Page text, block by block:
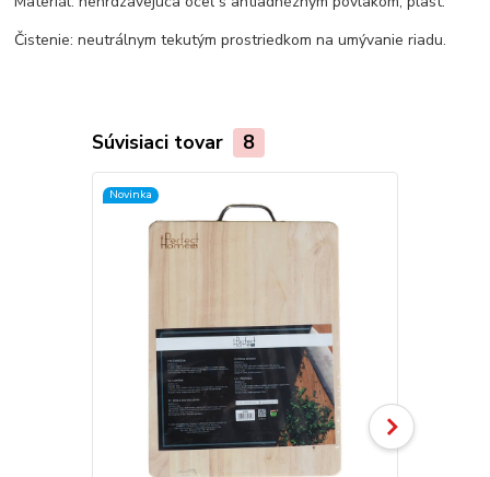
Čistenie: neutrálnym tekutým prostriedkom na umývanie riadu.
Súvisiaci tovar 8
Novinka